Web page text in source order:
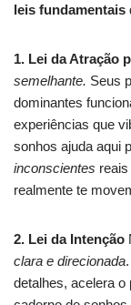
leis fundamentais
1. Lei da Atração
semelhante. Seus
dominantes
experiências que
sonhos ajuda aqui
inconscientes
realmente te
2. Lei da Intenção
clara e direcionada
detalhes, acelera